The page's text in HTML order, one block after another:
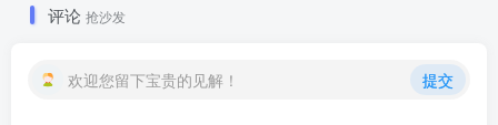
评论 抢沙发
欢迎您留下宝贵的见解！ 提交